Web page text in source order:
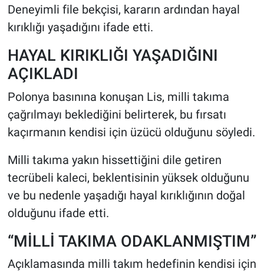
Deneyimli file bekçisi, kararın ardından hayal
kırıklığı yaşadığını ifade etti.
HAYAL KIRIKLIĞI YAŞADIĞINI
AÇIKLADI
Polonya basınına konuşan Lis, milli takıma
çağrılmayı beklediğini belirterek, bu fırsatı
kaçırmanın kendisi için üzücü olduğunu söyledi.
Milli takıma yakın hissettiğini dile getiren
tecrübeli kaleci, beklentisinin yüksek olduğunu
ve bu nedenle yaşadığı hayal kırıklığının doğal
olduğunu ifade etti.
“MİLLİ TAKIMA ODAKLANMIŞTIM”
Açıklamasında milli takım hedefinin kendisi için
HABERDE İNSAN
SPOR
MAGAZİN
Bilim, Teknoloji